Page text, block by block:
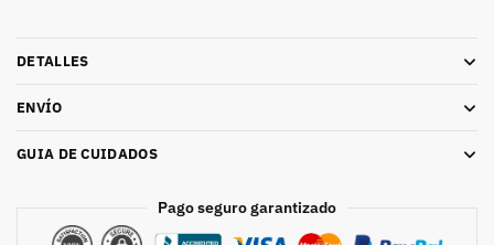
DETALLES
ENVÍO
GUIA DE CUIDADOS
Pago seguro garantizado